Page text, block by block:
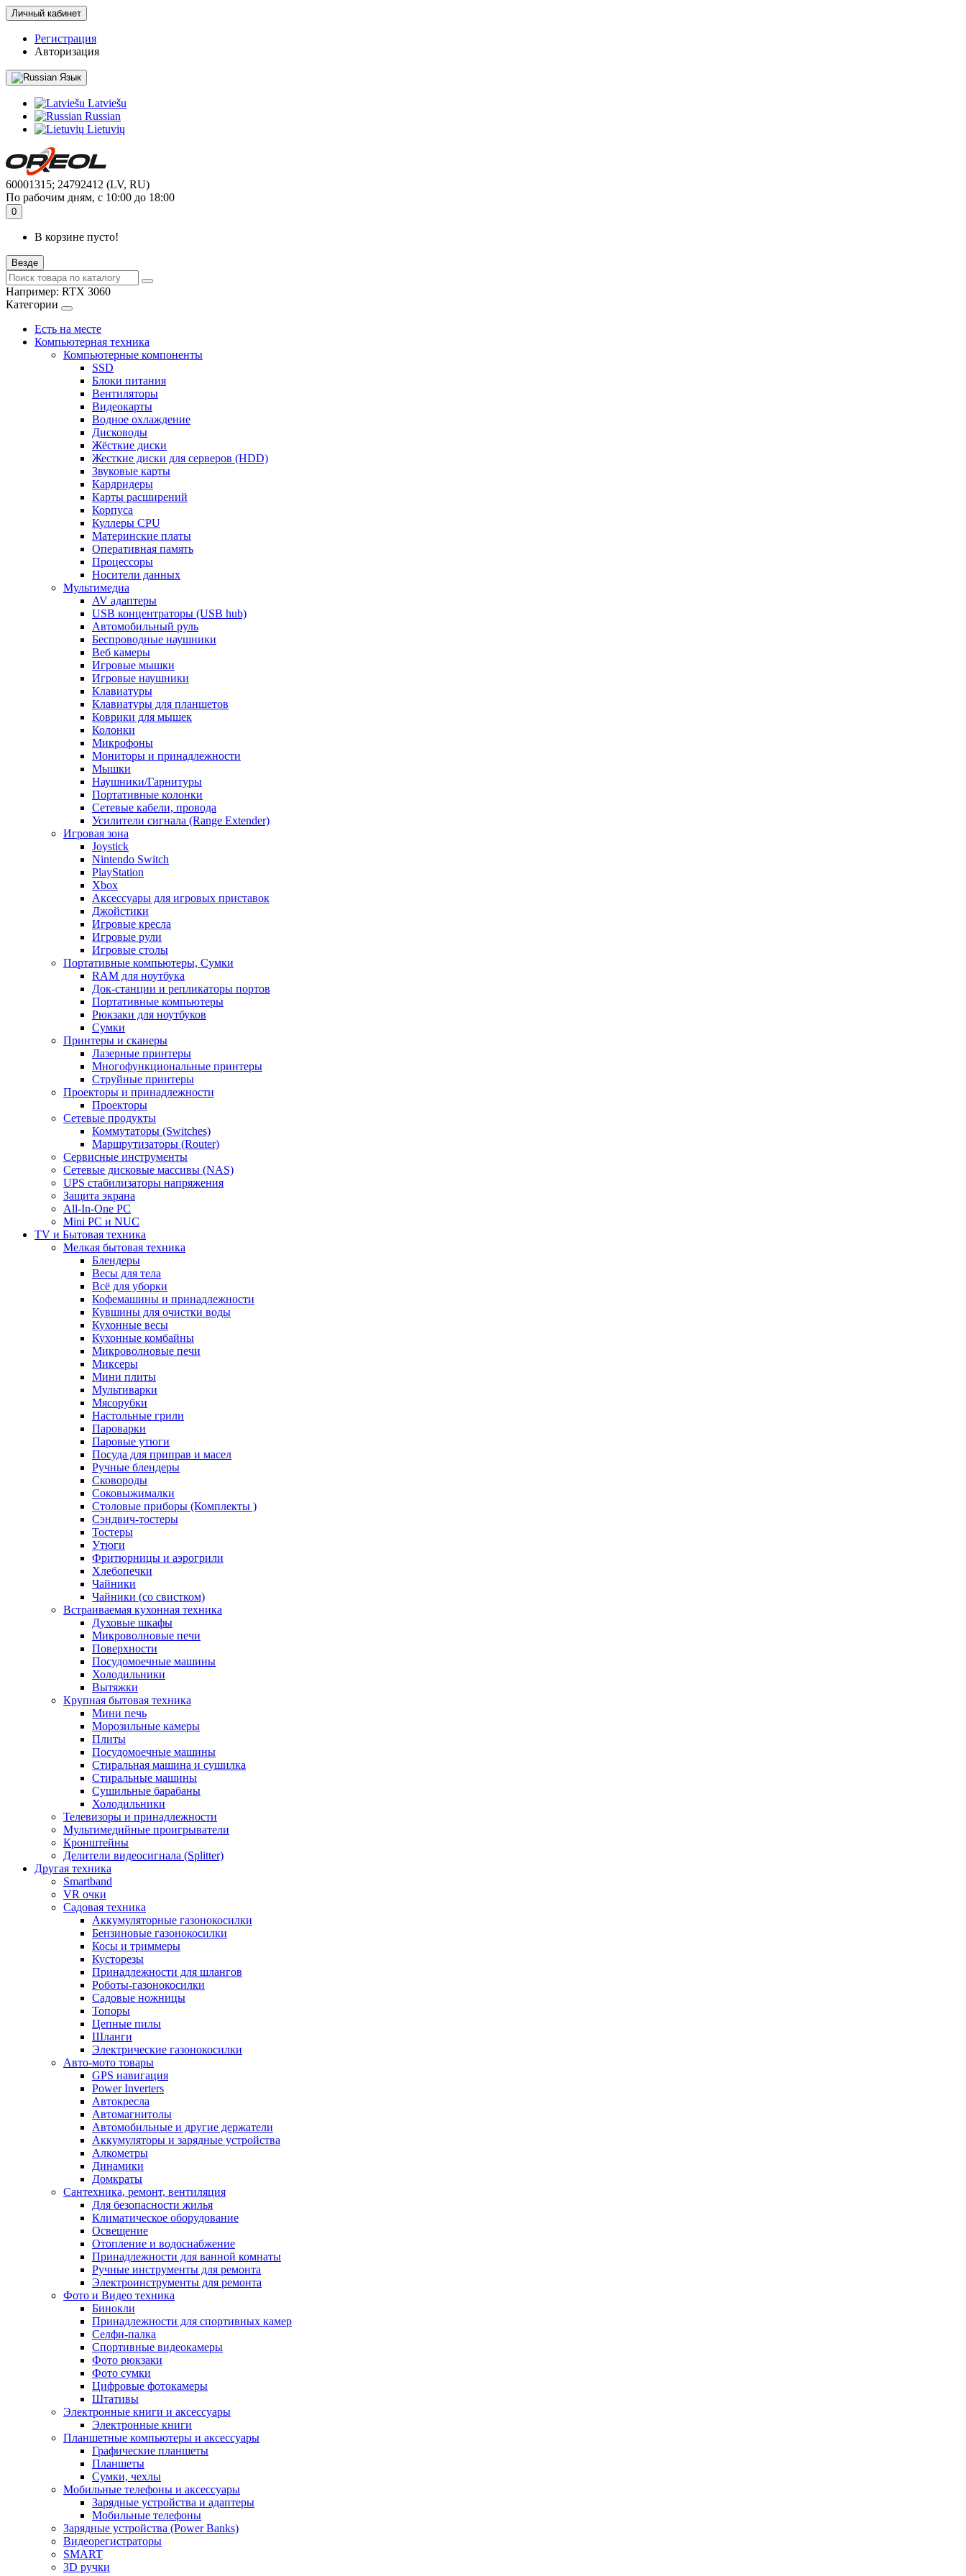
Личный кабинет
Регистрация
Авторизация
Язык
Latviešu
Russian
Lietuvių
60001315; 24792412 (LV, RU)
По рабочим дням, с 10:00 до 18:00
0
В корзине пусто!
Везде
Например: RTX 3060
Категории
Есть на месте
Компьютерная техника
Компьютерные компоненты
SSD
Блоки питания
Вентиляторы
Видеокарты
Водное охлаждение
Дисководы
Жёсткие диски
Жесткие диски для серверов (HDD)
Звуковые карты
Кардридеры
Карты расширений
Корпуса
Куллеры CPU
Материнские платы
Оперативная память
Процессоры
Носители данных
Мультимедиа
AV адаптеры
USB концентраторы (USB hub)
Автомобильный руль
Беспроводные наушники
Веб камеры
Игровые мышки
Игровые наушники
Клавиатуры
Клавиатуры для планшетов
Коврики для мышек
Колонки
Микрофоны
Мониторы и принадлежности
Мышки
Наушники/Гарнитуры
Портативные колонки
Сетевые кабели, провода
Усилители сигнала (Range Extender)
Игровая зона
Joystick
Nintendo Switch
PlayStation
Xbox
Аксессуары для игровых приставок
Джойстики
Игровые кресла
Игровые рули
Игровые столы
Портативные компьютеры, Сумки
RAM для ноутбука
Док-станции и репликаторы портов
Портативные компьютеры
Рюкзаки для ноутбуков
Сумки
Принтеры и сканеры
Лазерные принтеры
Многофункциональные принтеры
Струйные принтеры
Проекторы и принадлежности
Проекторы
Сетевые продукты
Коммутаторы (Switches)
Маршрутизаторы (Router)
Сервисные инструменты
Сетевые дисковые массивы (NAS)
UPS стабилизаторы напряжения
Защита экрана
All-In-One PC
Mini PC и NUC
TV и Бытовая техника
Мелкая бытовая техника
Блендеры
Весы для тела
Всё для уборки
Кофемашины и принадлежности
Кувшины для очистки воды
Кухонные весы
Кухонные комбайны
Микроволновые печи
Миксеры
Мини плиты
Мультиварки
Мясорубки
Настольные грили
Пароварки
Паровые утюги
Посуда для приправ и масел
Ручные блендеры
Сковороды
Соковыжималки
Столовые приборы (Комплекты )
Сэндвич-тостеры
Тостеры
Утюги
Фритюрницы и аэрогрили
Хлебопечки
Чайники
Чайники (со свистком)
Встраиваемая кухонная техника
Духовые шкафы
Микроволновые печи
Поверхности
Посудомоечные машины
Холодильники
Вытяжки
Крупная бытовая техника
Мини печь
Морозильные камеры
Плиты
Посудомоечные машины
Стиральная машина и сушилка
Стиральные машины
Сушильные барабаны
Холодильники
Телевизоры и принадлежности
Мультимедийные проигрыватели
Кронштейны
Делители видеосигнала (Splitter)
Другая техника
Smartband
VR очки
Садовая техника
Аккумуляторные газонокосилки
Бензиновые газонокосилки
Косы и триммеры
Кусторезы
Принадлежности для шлангов
Роботы-газонокосилки
Садовые ножницы
Топоры
Цепные пилы
Шланги
Электрические газонокосилки
Авто-мото товары
GPS навигация
Power Inverters
Автокресла
Автомагнитолы
Автомобильные и другие держатели
Аккумуляторы и зарядные устройства
Алкометры
Динамики
Домкраты
Сантехника, ремонт, вентиляция
Для безопасности жилья
Климатическое оборудование
Освещение
Отопление и водоснабжение
Принадлежности для ванной комнаты
Ручные инструменты для ремонта
Электроинструменты для ремонта
Фото и Видео техника
Бинокли
Принадлежности для спортивных камер
Селфи-палка
Спортивные видеокамеры
Фото рюкзаки
Фото сумки
Цифровые фотокамеры
Штативы
Электронные книги и аксессуары
Электронные книги
Планшетные компьютеры и аксессуары
Графические планшеты
Планшеты
Сумки, чехлы
Мобильные телефоны и аксессуары
Зарядные устройства и адаптеры
Мобильные телефоны
Зарядные устройства (Power Banks)
Видеорегистраторы
SMART
3D ручки